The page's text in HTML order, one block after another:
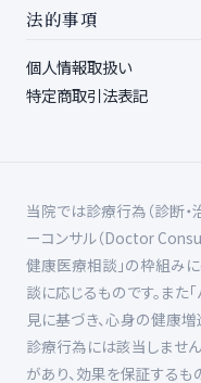
法的事項
個人情報取扱い
特定商取引法表記
当院では診療行為（診断・
ーコンサル（Doctor
健康医療相談」の枠組み
談に応じるものです。また
見に基づき、心身の健康
診療行為には該当しませ
があり、効果を保証するも